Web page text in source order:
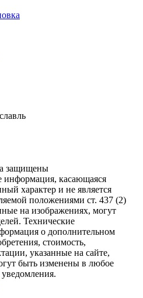
защищены
информация, касающаяся
характер и не является
положениями ст. 437 (2)
на изображениях, могут
Технические
о дополнительном
стоимость,
указанные на сайте,
быть изменены в любое
уведомления.